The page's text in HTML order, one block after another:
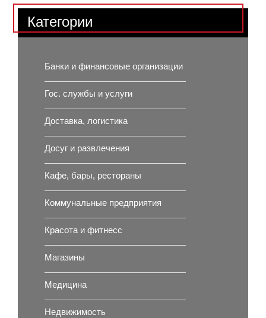
Категории
Банки и финансовые организации
Гос. службы и услуги
Доставка, логистика
Досуг и развлечения
Кафе, бары, рестораны
Коммунальные предприятия
Красота и фитнесс
Магазины
Медицина
Недвижимость